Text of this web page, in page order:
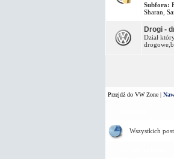
Subfora:
Sharan
Drogi -
Dział
Przejdź do VW Zone|
Wszystkich